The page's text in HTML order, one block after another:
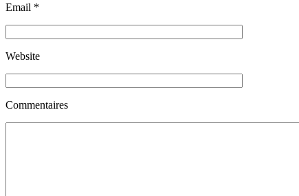
Email *
Website
Commentaires